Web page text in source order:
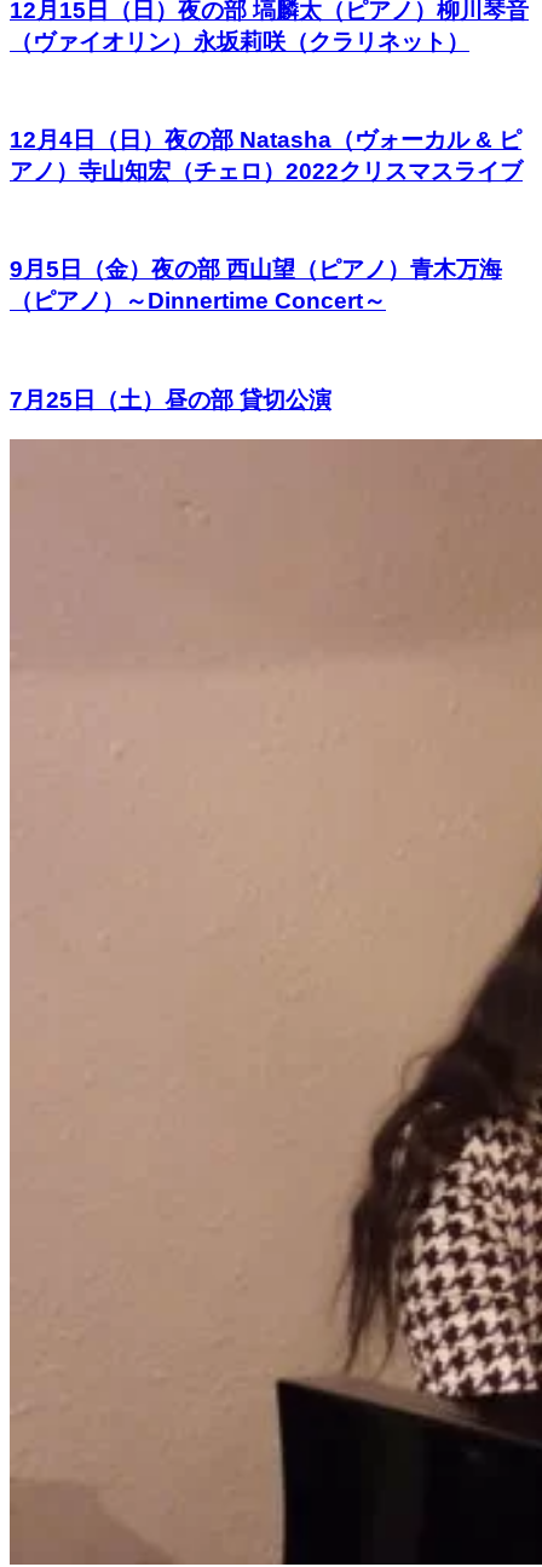
12月15日（日）夜の部 塙麟太（ピアノ）柳川琴音
（ヴァイオリン）永坂莉咲（クラリネット）
12月4日（日）夜の部 Natasha（ヴォーカル & ピ
アノ）寺山知宏（チェロ）2022クリスマスライブ
9月5日（金）夜の部 西山望（ピアノ）青木万海
（ピアノ）～Dinnertime Concert～
7月25日（土）昼の部 貸切公演